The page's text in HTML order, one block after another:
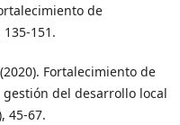
de
151.
Fortalecimiento de
del desarrollo local
45-67.